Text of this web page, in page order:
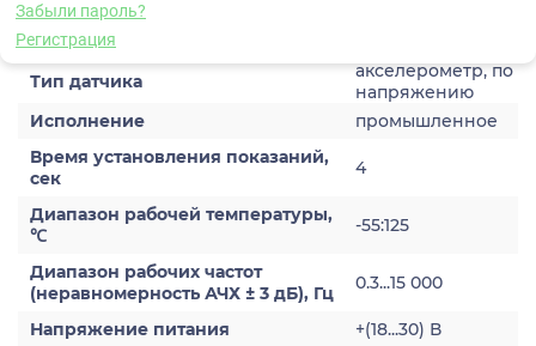
Забыли пароль?
Регистрация
Характеристики
Тип датчика
акселерометр, по
напряжению
Исполнение
промышленное
Время установления показаний,
сек
4
Диапазон рабочей температуры,
℃
-55:125
Диапазон рабочих частот
(неравномерность АЧХ ± 3 дБ), Гц
0.3...15 000
Напряжение питания
+(18...30) В